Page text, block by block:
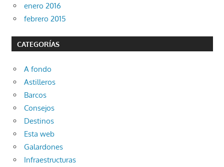
enero 2016
febrero 2015
CATEGORÍAS
A fondo
Astilleros
Barcos
Consejos
Destinos
Esta web
Galardones
Infraestructuras